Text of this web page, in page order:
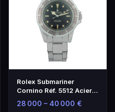
Rolex Submariner
Cornino Réf. 5512 Acier
Inoxydable Année 1961
28 000 – 40 000 €